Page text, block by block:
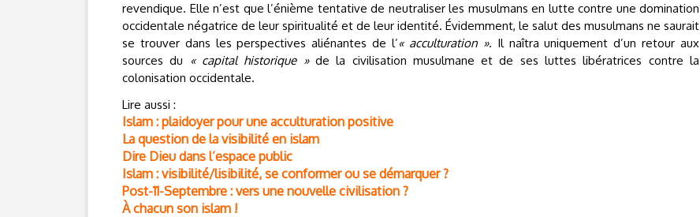
revendique. Elle n’est que l’énième tentative de neutraliser les musulmans en lutte contre une domination
occidentale négatrice de leur spiritualité et de leur identité. Évidemment, le salut des musulmans ne saurait
se trouver dans les perspectives aliénantes de l’« acculturation ». Il naîtra uniquement d’un retour aux
sources du
« capital historique »de la civilisation musulmane et de ses luttes libératrices contre la
colonisation occidentale.
Lire aussi :
Islam : plaidoyer pour une acculturation positive
La question de la visibilité en islam
Dire Dieu dans l’espace public
Islam : visibilité/lisibilité, se conformer ou se démarquer ?
Post-11-Septembre : vers une nouvelle civilisation ?
À chacun son islam !